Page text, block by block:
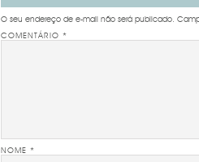
O seu endereço de e-mail não será publicado.
COMENTÁRIO *
NOME *